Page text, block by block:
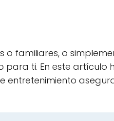
familiares, o
para ti. En este artículo
entretenimiento